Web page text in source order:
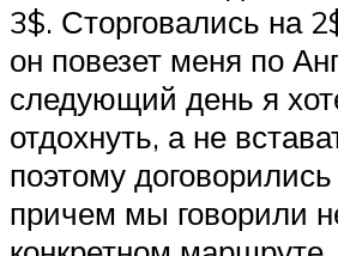
3$. Сторговались на
он повезет меня по
следующий день я
отдохнуть, а не
поэтому
причем мы говорили